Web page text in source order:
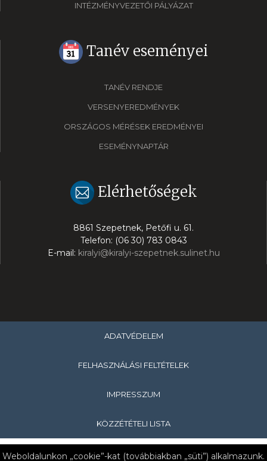
Weboldalunkon „cookie”-kat (továbbiakban „süti”) alkalmazunk.
INTÉZMÉNYVEZETŐI PÁLYÁZAT
Tanév eseményei
TANÉV RENDJE
VERSENYEREDMÉNYEK
ORSZÁGOS MÉRÉSEK EREDMÉNYEI
ESEMÉNYNAPTÁR
Elérhetőségek
8861 Szepetnek, Petőfi u. 61.
Telefon: (06 30) 783 0843
E-mail: kiralyi@kiralyi-szepetnek.sulinet.hu
ADATVÉDELEM
FELHASZNÁLÁSI FELTÉTELEK
IMPRESSZUM
KÖZZÉTÉTELI LISTA
Copyright © 2019 Királyi Pál Általános Iskola & Nagykanizsa